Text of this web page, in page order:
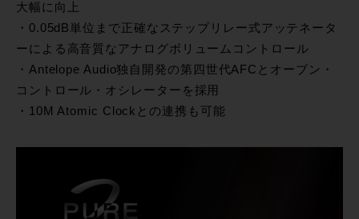
大幅に向上
・0.05dB単位まで正確なステップリレー式アッテネータ
ーによる高音質なアナログボリュームコントロール
・Antelope Audio独自開発の第四世代AFCとオーブン・
コントロール・オシレーターを採用
・10M Atomic Clockとの連携も可能